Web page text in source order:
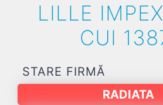
LILLE
CUI
STARE FIRMĂ
RADIATA